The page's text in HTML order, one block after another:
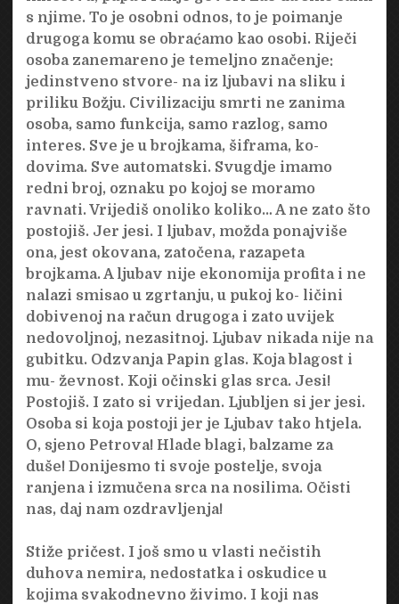
s njime. To je osobni odnos, to je poimanje
drugoga komu se obraćamo kao osobi. Riječi
osoba zanemareno je temeljno značenje:
jedinstveno stvore- na iz ljubavi na sliku i
priliku Božju. Civilizaciju smrti ne zanima
osoba, samo funkcija, samo razlog, samo
interes. Sve je u brojkama, šiframa, ko-
dovima. Sve automatski. Svugdje imamo
redni broj, oznaku po kojoj se moramo
ravnati. Vrijediš onoliko koliko… A ne zato što
postojiš. Jer jesi. I ljubav, možda ponajviše
ona, jest okovana, zatočena, razapeta
brojkama. A ljubav nije ekonomija profita i ne
nalazi smisao u zgrtanju, u pukoj ko- ličini
dobivenoj na račun drugoga i zato uvijek
nedovoljnoj, nezasitnoj. Ljubav nikada nije na
gubitku. Odzvanja Papin glas. Koja blagost i
mu- ževnost. Koji očinski glas srca. Jesi!
Postojiš. I zato si vrijedan. Ljubljen si jer jesi.
Osoba si koja postoji jer je Ljubav tako htjela.
O, sjeno Petrova! Hlade blagi, balzame za
duše! Donijesmo ti svoje postelje, svoja
ranjena i izmučena srca na nosilima. Očisti
nas, daj nam ozdravljenja!
Stiže pričest. I još smo u vlasti nečistih
duhova nemira, nedostatka i oskudice u
kojima svakodnevno živimo. I koji nas